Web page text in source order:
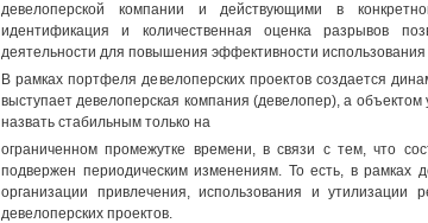
девелоперской компании и действующими в
идентификация и количественная оценка разрывов
деятельности для повышения эффективности
В рамках портфеля девелоперских проектов создается
выступает девелоперская компания (девелопер), а
назвать стабильным только на
ограниченном промежутке времени, в связи с тем, что
подвержен периодическим изменениям. То есть, в рамках
организации привлечения, использования и утилизации
девелоперских проектов.